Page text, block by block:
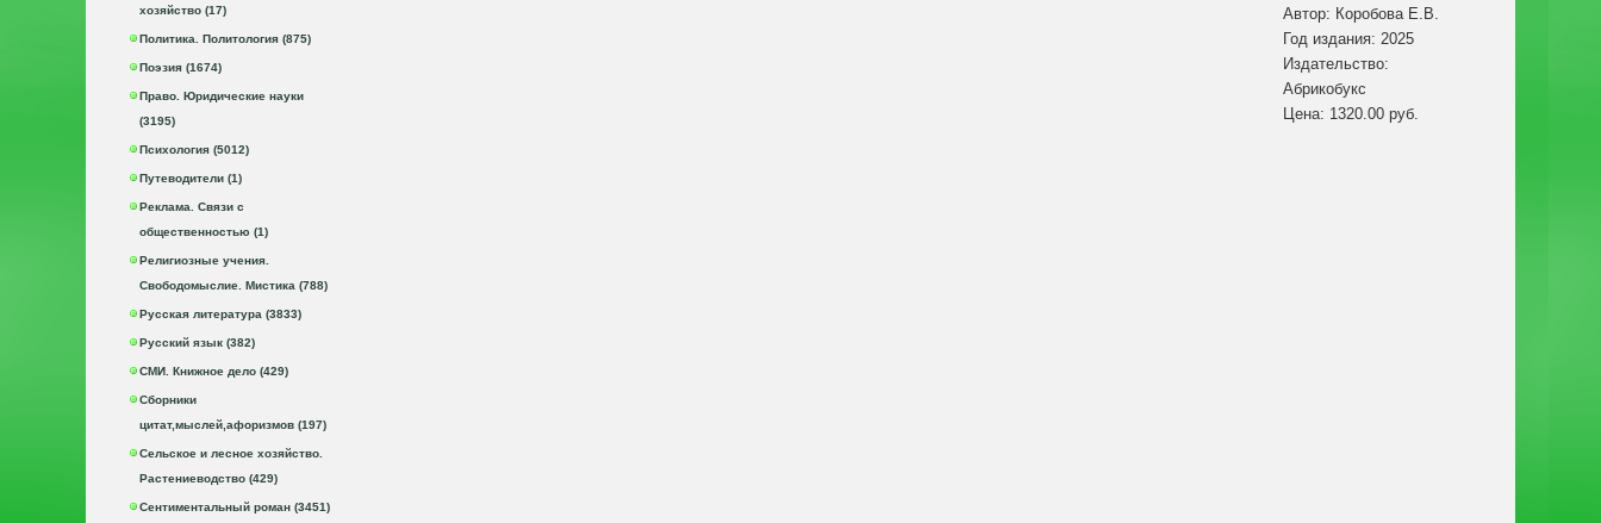
хозяйство (17)
Политика. Политология (875)
Поэзия (1674)
Право. Юридические науки
(3195)
Психология (5012)
Путеводители (1)
Реклама. Связи с
общественностью (1)
Религиозные учения.
Свободомыслие. Мистика (788)
Русская литература (3833)
Русский язык (382)
СМИ. Книжное дело (429)
Сборники
цитат,мыслей,афоризмов (197)
Сельское и лесное хозяйство.
Растениеводство (429)
Сентиментальный роман (3451)
Автор: Коробова Е.В.
Год издания: 2025
Издательство:
Абрикобукс
Цена: 1320.00 руб.